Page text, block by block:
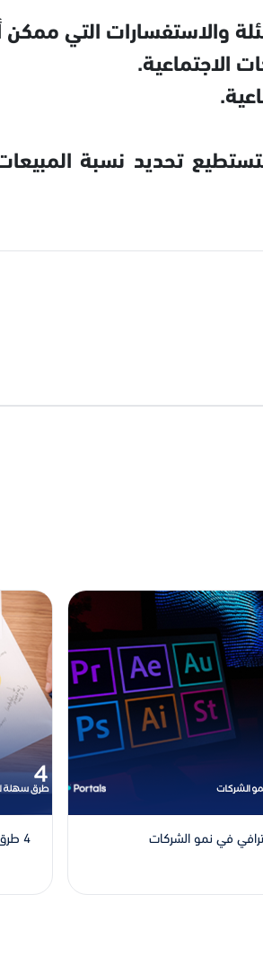
والاستفسارات التي
الاجتماعية.
تحديد نسبة
في نمو الشركات 4 طرق سهلة لإنشاء محتوى صالح لكل وقت